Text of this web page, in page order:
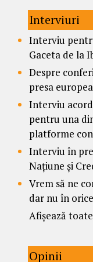
Interviuri
Interviu
Gaceta de la
Despre
presa
Interviu
pentru una
platforme
Interviu în
Națiune și
Vrem să ne
dar nu în
Afișează
Opinii